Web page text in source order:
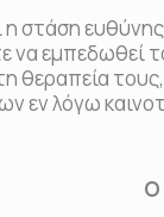
στάση
να εμπεδωθεί
θεραπεία
εν λόγω
Ο ΓΕΝ.